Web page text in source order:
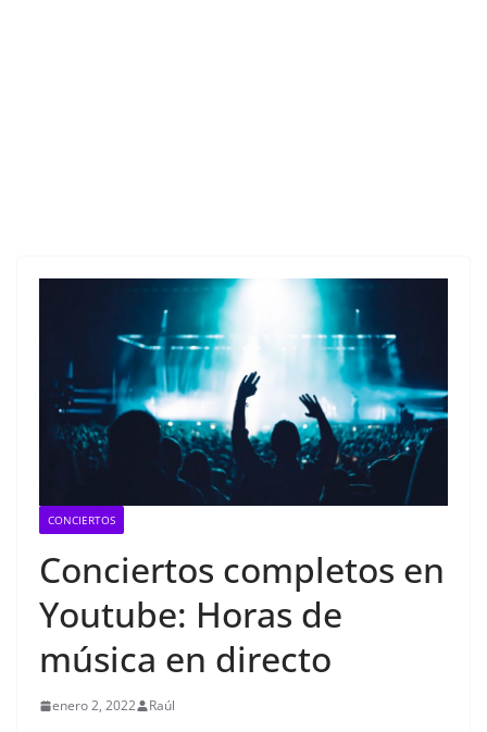
CONCIERTOS
Conciertos completos en
Youtube: Horas de
música en directo
enero 2, 2022 Raúl